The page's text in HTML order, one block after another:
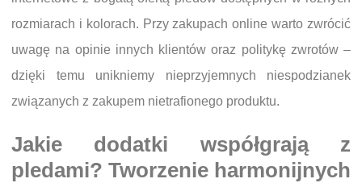
rozmiarach i kolorach. Przy zakupach online warto zwrócić
uwagę na opinie innych klientów oraz politykę zwrotów –
dzięki temu unikniemy nieprzyjemnych niespodzianek
związanych z zakupem nietrafionego produktu.
Jakie dodatki współgrają z
pledami? Tworzenie harmonijnych